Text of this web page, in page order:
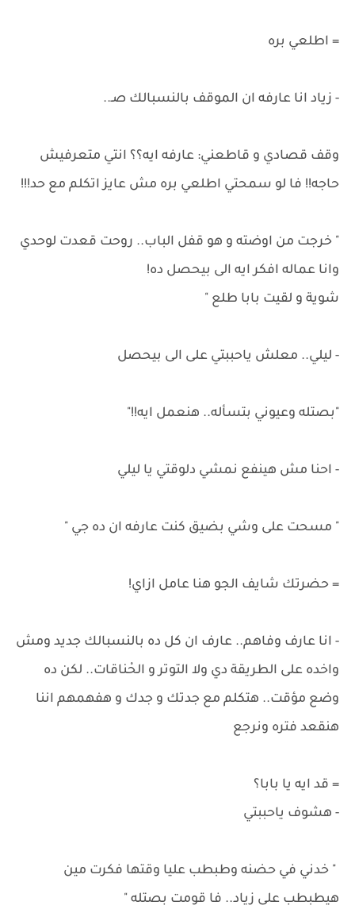
= اطلعي بره
- زياد انا عارفه ان الموقف بالنسبالك صـ..
وقف قصادي و قاطعني: عارفه ايه؟؟ انتي متعرفيش
حاجه!! فا لو سمحتي اطلعي بره مش عايز اتكلم مع حد!!!
" خرجت من اوضته و هو قفل الباب.. روحت قعدت لوحدي
وانا عماله افكر ايه الى بيحصل ده!
شوية و لقيت بابا طلع "
- ليلي.. معلش ياحببتي على الى بيحصل
"بصتله وعيوني بتسأله.. هنعمل ايه!!"
- احنا مش هينفع نمشي دلوقتي يا ليلي
" مسحت على وشي بضيق كنت عارفه ان ده جي "
= حضرتك شايف الجو هنا عامل ازاي!
- انا عارف وفاهم.. عارف ان كل ده بالنسبالك جديد ومش
واخده على الطريقة دي ولا التوتر و الحْناقات.. لكن ده
وضع مؤقت.. هتكلم مع جدتك و جدك و هفهمهم اننا
هنقعد فتره ونرجع
= قد ايه يا بابا؟
- هشوف ياحببتي
" خدني في حضنه وطبطب عليا وقتها فكرت مين
هيطبطب على زياد.. فا قومت بصتله "